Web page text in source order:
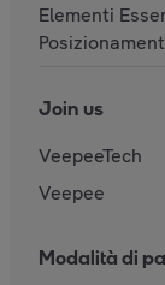
Elementi
Join us
VeepeeTech
Veepee
Modalità di